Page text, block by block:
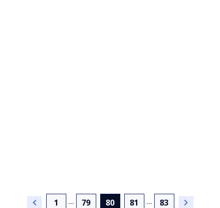
1 ... 79 80(current)
81 ... 83